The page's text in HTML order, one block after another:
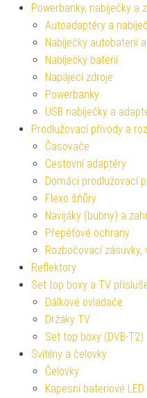
Powerbanky, nabíječky a
Autoadaptéry a
Nabíječky autobaterií
Nabíječky baterií
Napájecí zdroje
Powerbanky
USB nabíječky a
Prodlužovací přívody a
Časovače
Cestovní adaptéry
Domácí prodlužovací
Flexo šňůry
Navijáky (bubny) a
Přepěťové ochrany
Rozbočovací zásuvky,
Reflektory
Set top boxy a TV
Dálkové ovladače
Držáky TV
Set top boxy (DVB-T2)
Svítilny a čelovky
Čelovky
Kapesní bateriové